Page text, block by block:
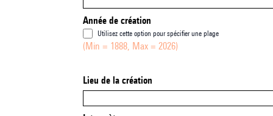
Année de création
Utilisez cette option pour spécifier une plage
(Min = 1888, Max = 2026)
Lieu de la création